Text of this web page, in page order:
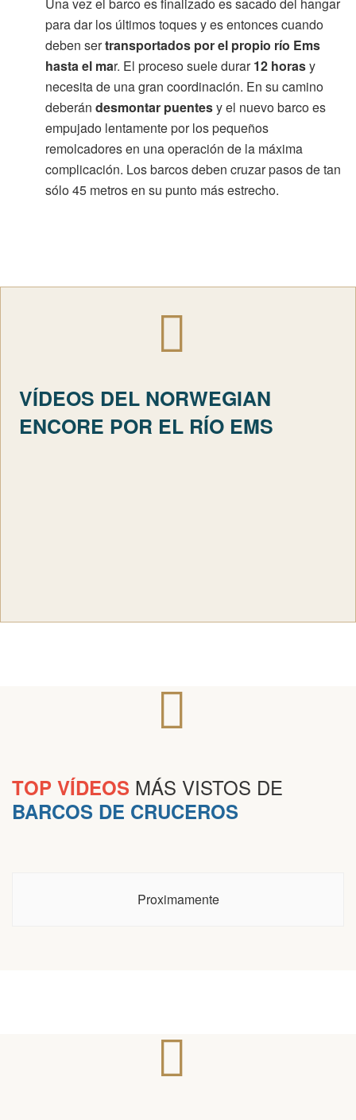
para dar los últimos toques y es entonces cuando
deben sertransportados por el propio río Ems
hasta el mar. El proceso suele durar12 horasy
necesita de una gran coordinación. En su camino
deberán desmontar puentesy el nuevo barco es
empujado lentamente por los pequeños
remolcadores en una operación de la máxima
complicación. Los barcos deben cruzar pasos de tan
sólo 45 metros en su punto más estrecho.
VÍDEOS DEL NORWEGIAN
ENCORE POR EL RÍO EMS
TOP VÍDEOS MÁS VISTOS DE
BARCOS DE CRUCEROS
Proximamente